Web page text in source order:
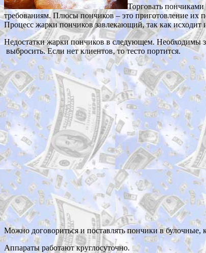
Торговать
требованиям. Плюсы пончиков – это приготовление их
Процесс жарки пончиков завлекающий, так как исходит
Недостатки жарки пончиков в следующем. Необходимы
выбросить. Если нет клиентов, то тесто портится.
Можно договориться и поставлять пончики в
Аппараты работают круглосуточно.